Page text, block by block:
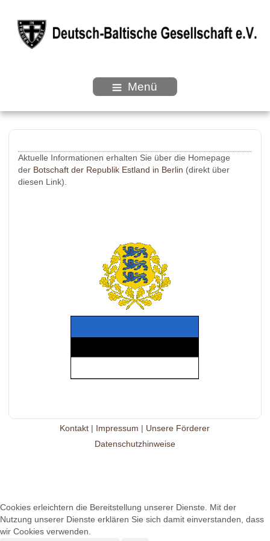
Menü
Aktuelle Informationen erhalten Sie über die Homepage
der Botschaft der Republik Estland in Berlin (direkt über
diesen Link).
Kontakt Impressum
Unsere Förderer
Datenschutzhinweise
Cookies erleichtern die Bereitstellung unserer Dienste. Mit der
Nutzung unserer Dienste erklären Sie sich damit einverstanden, dass
wir Cookies verwenden.